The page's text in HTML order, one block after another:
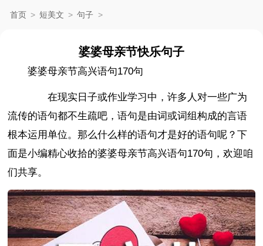
首页 > 短美文 > 句子 >
婆婆母亲节快乐句子
婆婆母亲节高兴语句170句
在现实日子或作业学习中，许多人对一些广为
流传的语句都不生疏吧，语句是由词或词组构成的言语
根本运用单位。那么什么样的语句才是好的语句呢？下
面是小编精心收拾的婆婆母亲节高兴语句170句，欢迎咱
们共享。